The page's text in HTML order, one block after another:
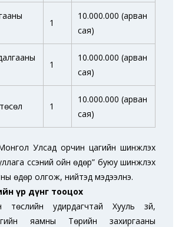
1
10.000.000 (арван
сая)
1
10.000.000 (арван
сая)
1
10.000.000 (арван
сая)
Улсад орчин цагийн шинжлэх
үүссэний ойн өдөр” буюу шинжлэх
өдөр олгож, нийтэд мэдээлнэ.
үр дүнг тооцох
төслийн удирдагчтай Хууль зүй,
яамны Төрийн захиргааны